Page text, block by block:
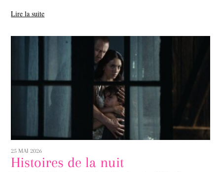
Lire la suite
25 MAI 2026
Histoires de la nuit